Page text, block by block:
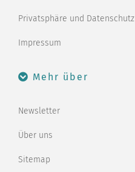
Privatsphäre und Datenschutz
Impressum
Mehr über
Newsletter
Über uns
Sitemap